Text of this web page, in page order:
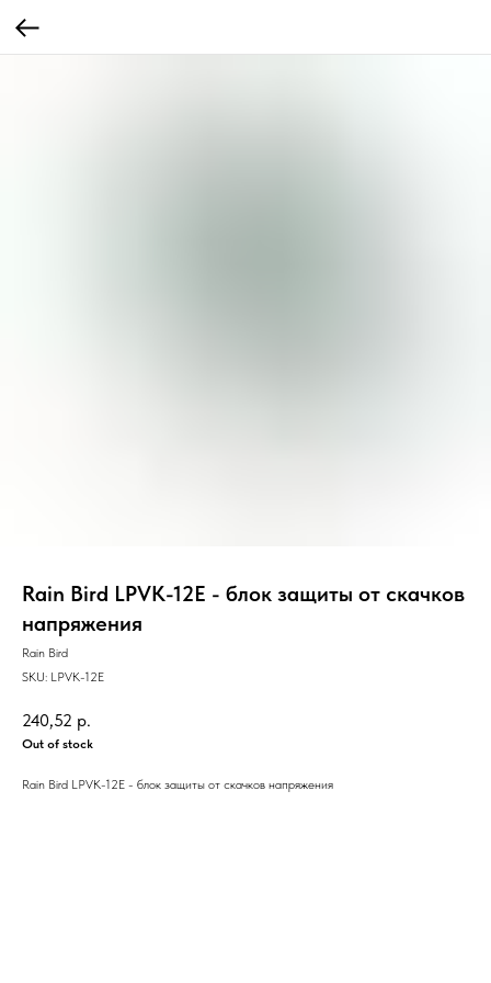
Rain Bird LPVK-12E - блок защиты от скачков
напряжения
Rain Bird
SKU: LPVK-12E
240,52 р.
Out of stock
Rain Bird LPVK-12E - блок защиты от скачков напряжения